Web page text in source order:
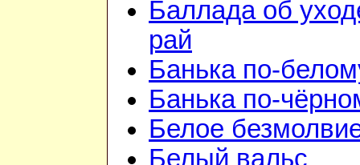
Баллада об
рай
Банька по-
Банька по-
Белое
Белый вальс